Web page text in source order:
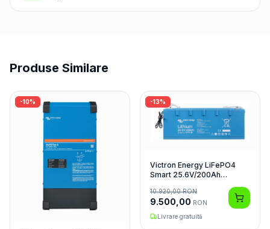
Produse Similare
-10% -13%
Victron Energy LiFePO4
Smart 25.6V/200Ah
10.920,00RON
9.500,00 RON
Livrare gratuită